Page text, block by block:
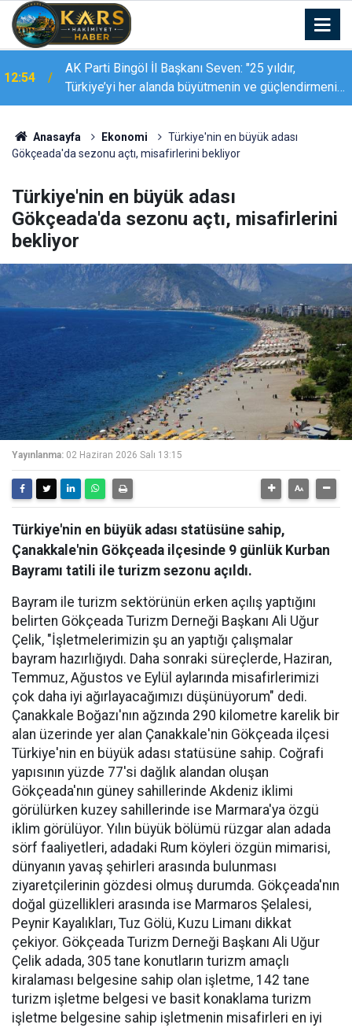
12:42
Temmuz ayında Erzurum Havalimanı’nda 103 bin
465 yolcuya hizmet verildi
Anasayfa Ekonomi
Türkiye'nin en büyük adası
Gökçeada'da sezonu açtı, misafirlerini bekliyor
Türkiye'nin en büyük adası
Gökçeada'da sezonu açtı, misafirlerini
bekliyor
Yayınlanma: 02 Haziran 2026 Salı 13:15
Türkiye'nin en büyük adası statüsüne sahip,
Çanakkale'nin Gökçeada ilçesinde 9 günlük Kurban
Bayramı tatili ile turizm sezonu açıldı.
Bayram ile turizm sektörünün erken açılış yaptığını
belirten Gökçeada Turizm Derneği Başkanı Ali Uğur
Çelik, "İşletmelerimizin şu an yaptığı çalışmalar
bayram hazırlığıydı. Daha sonraki süreçlerde, Haziran,
Temmuz, Ağustos ve Eylül aylarında misafirlerimizi
çok daha iyi ağırlayacağımızı düşünüyorum" dedi.
Çanakkale Boğazı'nın ağzında 290 kilometre karelik bir
alan üzerinde yer alan Çanakkale'nin Gökçeada ilçesi
Türkiye'nin en büyük adası statüsüne sahip. Coğrafi
yapısının yüzde 77'si dağlık alandan oluşan
Gökçeada'nın güney sahillerinde Akdeniz iklimi
görülürken kuzey sahillerinde ise Marmara'ya özgü
iklim görülüyor. Yılın büyük bölümü rüzgar alan adada
sörf faaliyetleri, adadaki Rum köyleri özgün mimarisi,
dünyanın yavaş şehirleri arasında bulunması
ziyaretçilerinin gözdesi olmuş durumda. Gökçeada'nın
doğal güzellikleri arasında ise Marmaros Şelalesi,
Peynir Kayalıkları, Tuz Gölü, Kuzu Limanı dikkat
çekiyor. Gökçeada Turizm Derneği Başkanı Ali Uğur
Çelik adada, 305 tane konutların turizm amaçlı
kiralaması belgesine sahip olan işletme, 142 tane
turizm işletme belgesi ve basit konaklama turizm
işletme belgesine sahip işletmenin misafirleri en iyi